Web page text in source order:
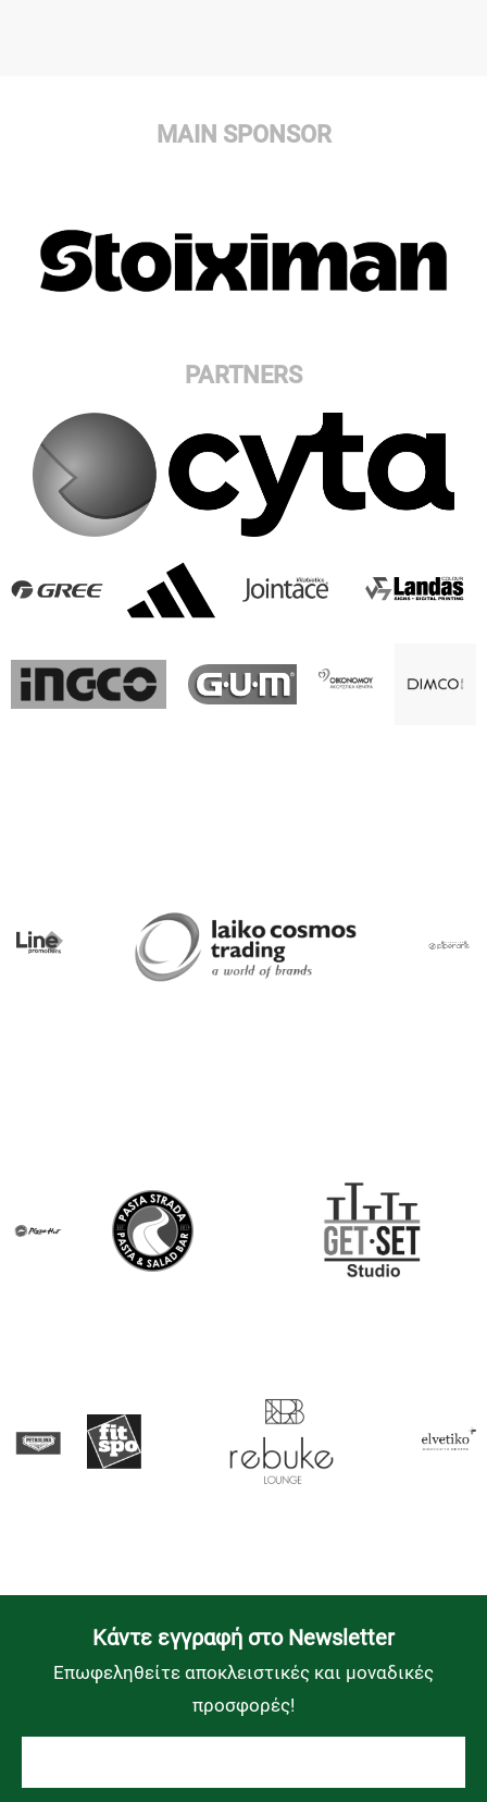
MAIN SPONSOR
PARTNERS
Kάντε εγγραφή στο Newsletter
Επωφεληθείτε αποκλειστικές και μοναδικές
προσφορές!